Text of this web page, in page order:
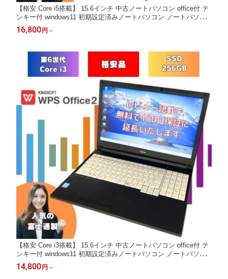
【格安 Core i5搭載】 15.6インチ 中古ノートパソコン office付 テ
ンキー付 windows11 初期設定済みノートパソコン ノートパソコ
ン 初期設定済み 中古ノートPC オフィス付きノートパソコン win1
1 メモリ8GB SSD256GB 富士通 SSD オフィス付 A747/S a747s-i
16,800円 ～
【格安 Core i3搭載】 15.6インチ 中古ノートパソコン office付 テ
ンキー付 windows11 初期設定済みノートパソコン ノートパソコ
ン 初期設定済み 中古ノートPC オフィス付きノートパソコン win1
1 メモリ8GB SSD256GB 富士通 SSD オフィス付 A576/PX a576
14,800円 ～